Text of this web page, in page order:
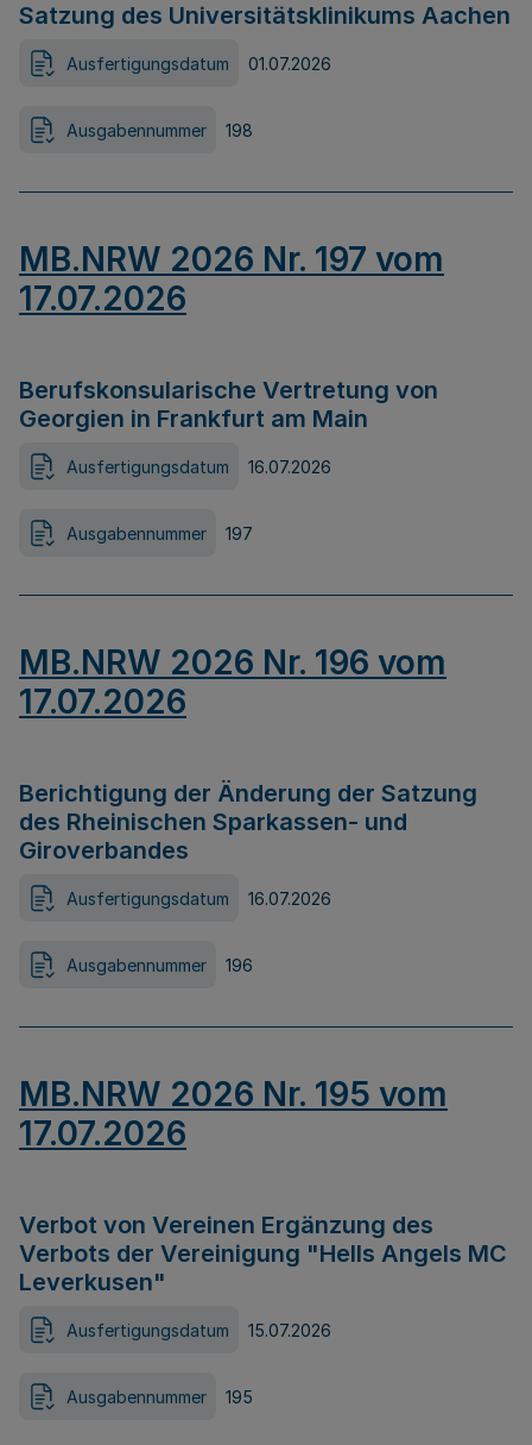
Satzung des Universitätsklinikums Aachen
Ausfertigungsdatum 01.07.2026
Ausgabennummer 198
MB.NRW 2026 Nr. 197 vom
17.07.2026
Berufskonsularische Vertretung von
Georgien in Frankfurt am Main
Ausfertigungsdatum 16.07.2026
Ausgabennummer 197
MB.NRW 2026 Nr. 196 vom
17.07.2026
Berichtigung der Änderung der Satzung
des Rheinischen Sparkassen- und
Giroverbandes
Ausfertigungsdatum 16.07.2026
Ausgabennummer 196
MB.NRW 2026 Nr. 195 vom
17.07.2026
Verbot von Vereinen Ergänzung des
Verbots der Vereinigung "Hells Angels MC
Leverkusen"
Ausfertigungsdatum 15.07.2026
Ausgabennummer 195